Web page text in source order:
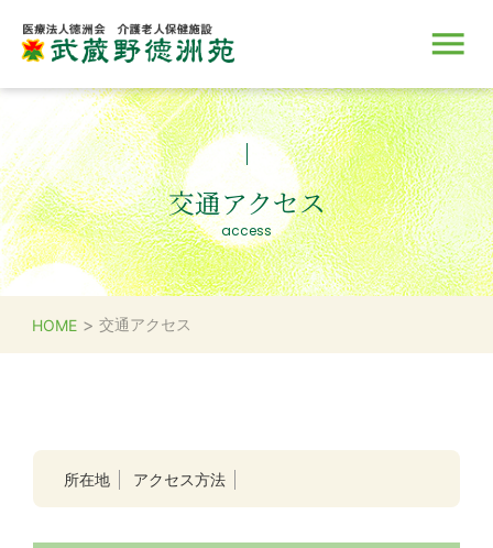
施設のご案内 サービス 入所のご案内 取り組み 採用情報
交通アクセス
access
HOME > 交通アクセス
所在地 アクセス方法